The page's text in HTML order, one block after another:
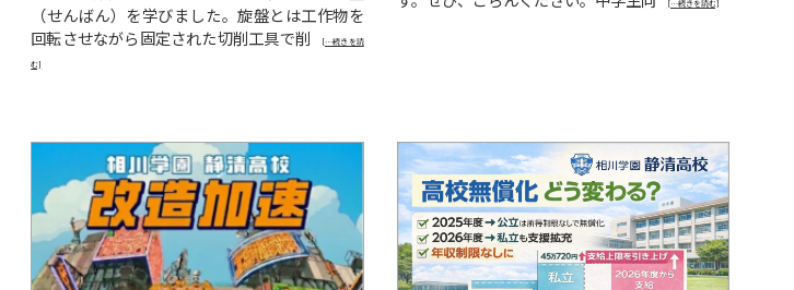
（せんばん）を学びました。旋盤とは工作物を
回転させながら固定された切削工具で削
[…続きを読
む]
[…続きを読む]